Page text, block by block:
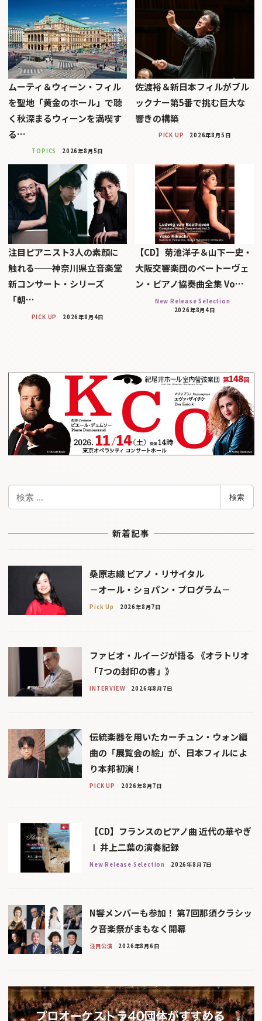
ムーティ＆ウィーン・フィル
を聖地「黄金のホール」で聴
く秋深まるウィーンを満喫す
る…
TOPICS 2026年8月5日
佐渡裕＆新日本フィルがブル
ックナー第5番で挑む巨大な
響きの構築
PICK UP 2026年8月5日
注目ピアニスト3人の素顔に
触れる──神奈川県立音楽堂
新コンサート・シリーズ
「朝…
PICK UP 2026年8月4日
【CD】菊池洋子＆山下一史・
大阪交響楽団のベートーヴェ
ン・ピアノ協奏曲全集 Vo…
New Release Selection
2026年8月4日
検
索
検索
新着記事
桑原志織 ピアノ・リサイタル
－オール・ショパン・プログラム－
Pick Up 2026年8月7日
ファビオ・ルイージが語る 《オラトリオ
「7つの封印の書」》
INTERVIEW 2026年8月7日
伝統楽器を用いたカーチュン・ウォン編
曲の「展覧会の絵」が、日本フィルによ
り本邦初演！
PICK UP 2026年8月7日
【CD】フランスのピアノ曲 近代の華やぎ
Ⅰ 井上二葉の演奏記録
New Release Selection 2026年8月7日
N響メンバーも参加！ 第7回那須クラシッ
ク音楽祭がまもなく開幕
注目公演 2026年8月6日